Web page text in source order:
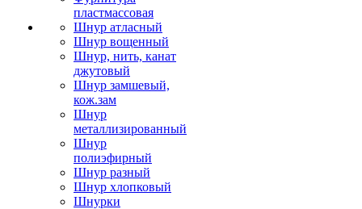
пластмассовая
Шнур атласный
Шнур вощенный
Шнур, нить, канат
джутовый
Шнур замшевый,
кож.зам
Шнур
металлизированный
Шнур
полиэфирный
Шнур разный
Шнур хлопковый
Шнурки